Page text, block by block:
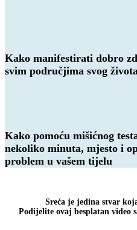
Kako manifestirati dobro
svim područjima svog života
Kako pomoću mišićnog
nekoliko minuta, mjesto i
problem u vašem tijelu
Sreća je jedina stvar
Podijelite ovaj besplatan